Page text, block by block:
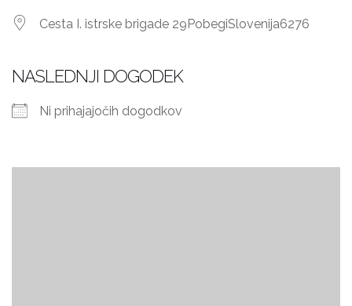
Cesta I. istrske brigade 29 PobegiSlovenija6276
NASLEDNJI DOGODEK
Ni prihajajočih dogodkov